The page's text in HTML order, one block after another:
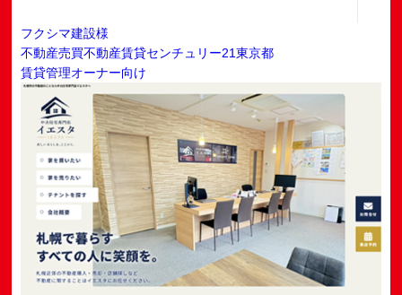
フクシマ建設様
不動産売買不動産賃貸センチュリー21東京都
賃貸管理オーナー向け